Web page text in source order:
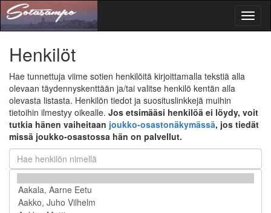
Henkilöt
Hae tunnettuja viime sotien henkilöitä kirjoittamalla tekstiä alla
olevaan täydennyskenttään ja/tai valitse henkilö kentän alla
olevasta listasta. Henkilön tiedot ja suosituslinkkejä muihin
tietoihin ilmestyy oikealle. Jos etsimääsi henkilöä ei löydy, voit
tutkia hänen vaiheitaan joukko-osastonäkymässä, jos tiedät
missä joukko-osastossa hän on palvellut.